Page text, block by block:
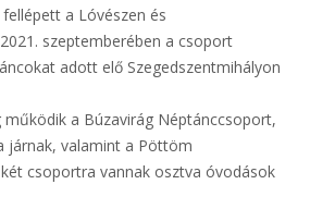
a Lóvészen és
szeptemberében a csoport
adott elő Szegedszentmihályon
működik a Búzavirág Néptánccsoport,
járnak, valamint a Pöttöm
csoportra vannak osztva óvodások